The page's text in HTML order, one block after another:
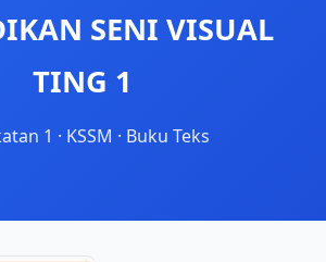
SENI VISUAL
TING 1
1 · KSSM · Buku Teks